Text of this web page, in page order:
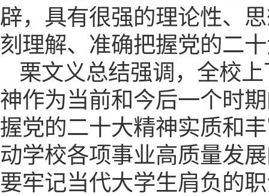
辟，具有很强的理论性、
刻理解、准确把握党的二
栗文义总结强调，全校
神作为当前和今后一个时
握党的二十大精神实质和
动学校各项事业高质量发
要牢记当代大学生肩负的